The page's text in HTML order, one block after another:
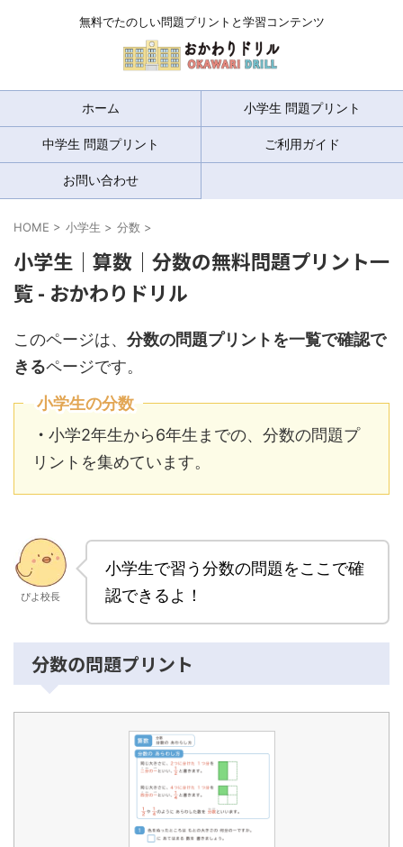
無料でたのしい問題プリントと学習コンテンツ
ホーム 小学生 問題プリント
中学生 問題プリント ご利用ガイド
お問い合わせ
HOME > 小学生 > 分数 >
小学生｜算数｜分数の無料問題プリント一
覧 - おかわりドリル
このページは、 分数の問題プリントを一覧で確認で
きるページです。
小学生の分数
・ 小学2年生から6年生までの、分数の問題プ
リントを集めています。
ぴよ校長
小学生で習う分数の問題をここで確
認できるよ！
分数の問題プリント